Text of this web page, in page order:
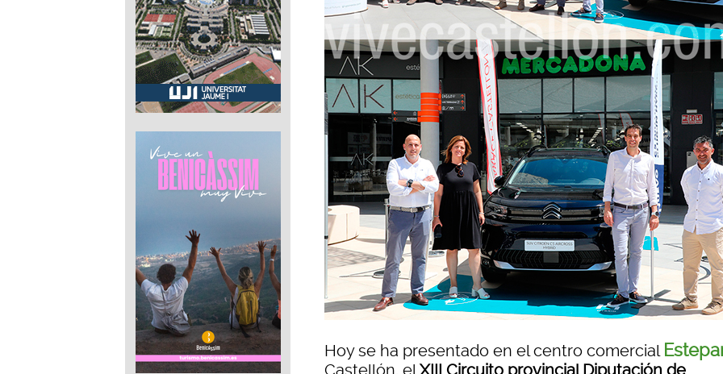
Hoy se ha presentado en el centro comercial